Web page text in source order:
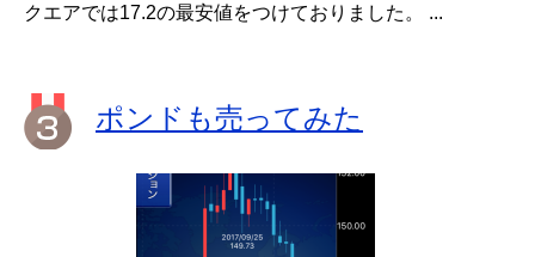
クエアでは17.2の最安値をつけておりました。 ...
ポンドも売ってみた